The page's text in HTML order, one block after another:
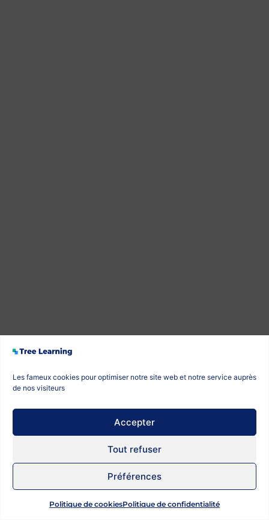
Les fameux cookies pour optimiser notre site web et notre service auprès
de nos visiteurs
Accepter
Tout refuser
Préférences
Politique de cookiesPolitique de confidentialité